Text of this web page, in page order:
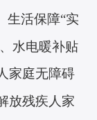
生活保障“实
、水电暖补贴
家庭无障碍
放残疾人家